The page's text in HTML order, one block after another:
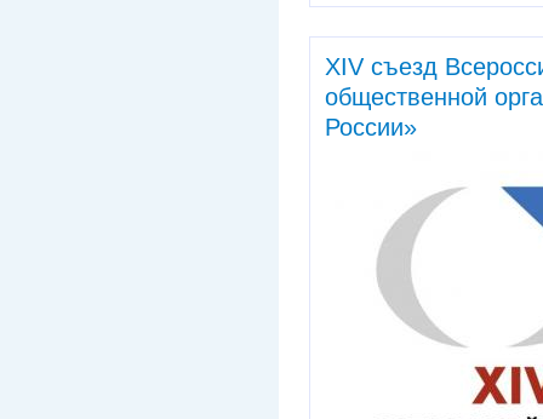
XIV съезд
общественной
России»